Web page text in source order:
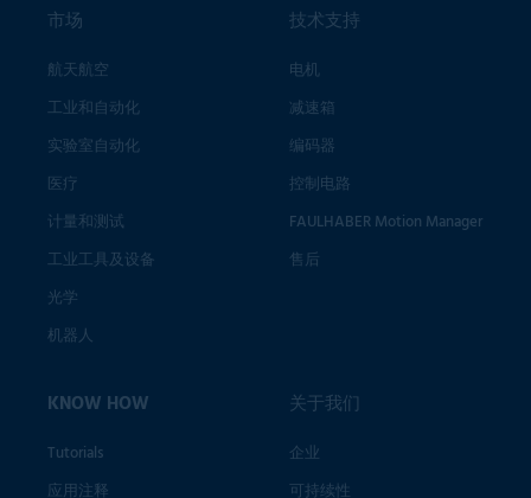
市场
航天航空
工业和自动化
实验室自动化
医疗
计量和测试
工业工具及设备
光学
机器人
技术支持
电机
减速箱
编码器
控制电路
FAULHABER Motion Manager
售后
KNOW HOW
Tutorials
应用注释
关于我们
企业
可持续性